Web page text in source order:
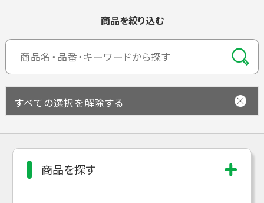
商品を絞り込む
すべての選択を解除する
商品を探す